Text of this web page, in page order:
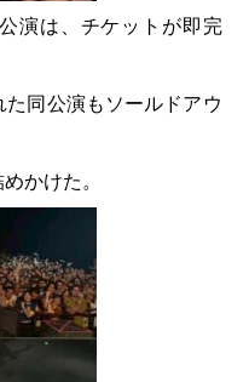
演は、チケットが即完
同公演もソールドアウ
かけた。